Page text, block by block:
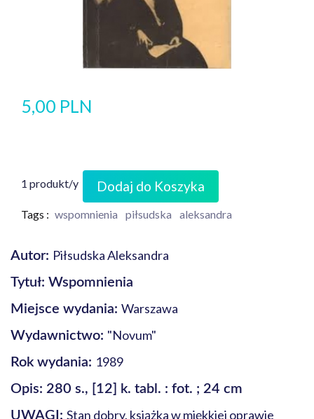
5,00 PLN
1 produkt/y Dodaj do Koszyka
Tags : wspomnienia piłsudska aleksandra
Autor: Piłsudska Aleksandra
Tytuł: Wspomnienia
Miejsce wydania: Warszawa
Wydawnictwo: "Novum"
Rok wydania: 1989
Opis: 280 s., [12] k. tabl. : fot. ; 24 cm
UWAGI: Stan dobry, książka w miękkiej oprawie